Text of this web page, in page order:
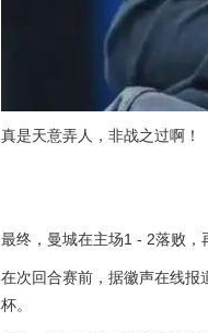
真是天意弄人，非战之过啊！
最终，曼城在主场1 - 2落败，
在次回合赛前，据徽声在线报
杯。